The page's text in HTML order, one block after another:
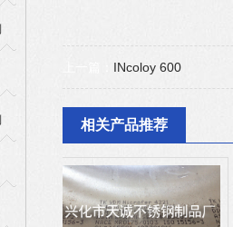
INcoloy 600
相关产品推荐